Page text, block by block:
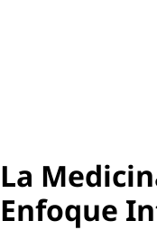
La
Enfoque